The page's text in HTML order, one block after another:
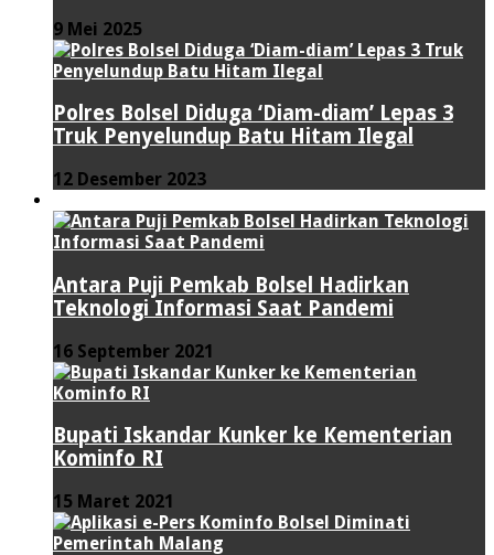
9 Mei 2025
Polres Bolsel Diduga ‘Diam-diam’ Lepas 3
Truk Penyelundup Batu Hitam Ilegal
12 Desember 2023
Antara Puji Pemkab Bolsel Hadirkan
Teknologi Informasi Saat Pandemi
16 September 2021
Bupati Iskandar Kunker ke Kementerian
Kominfo RI
15 Maret 2021